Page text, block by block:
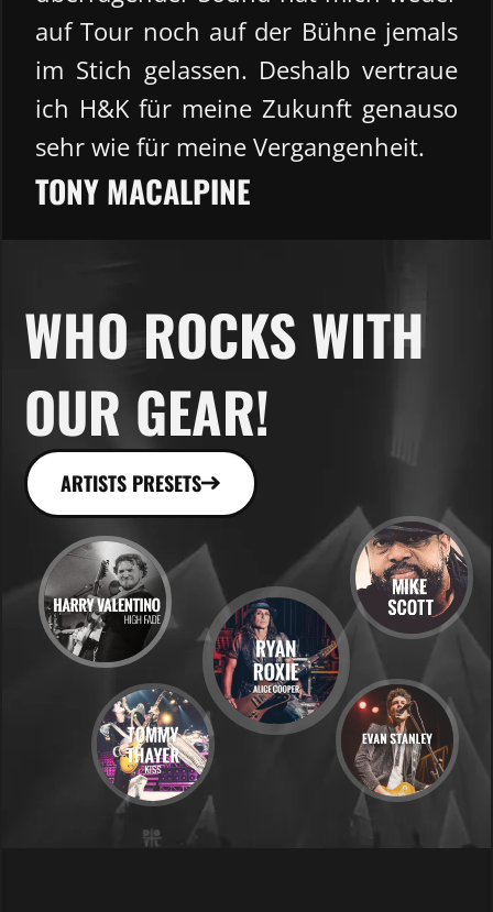
auf Tour noch auf der Bühne jemals
im Stich gelassen. Deshalb vertraue
ich H&K für meine Zukunft genauso
sehr wie für meine Vergangenheit.
TONY MACALPINE
WHO ROCKS WITH
OUR GEAR!
ARTISTS PRESETS